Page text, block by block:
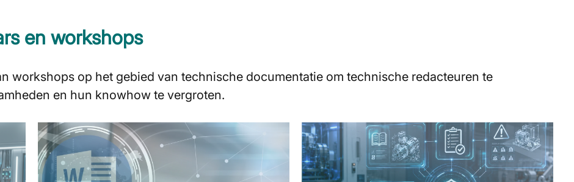
en workshops
workshops op het gebied van technische documentatie om technische redacteuren te
en hun knowhow te vergroten.